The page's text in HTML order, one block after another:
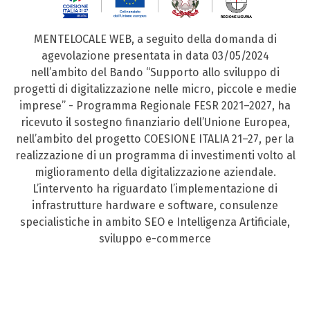
MENTELOCALE WEB, a seguito della domanda di
agevolazione presentata in data 03/05/2024
nell’ambito del Bando “Supporto allo sviluppo di
progetti di digitalizzazione nelle micro, piccole e medie
imprese” - Programma Regionale FESR 2021–2027, ha
ricevuto il sostegno finanziario dell’Unione Europea,
nell’ambito del progetto COESIONE ITALIA 21–27, per la
realizzazione di un programma di investimenti volto al
miglioramento della digitalizzazione aziendale.
L’intervento ha riguardato l’implementazione di
infrastrutture hardware e software, consulenze
specialistiche in ambito SEO e Intelligenza Artificiale,
sviluppo e-commerce